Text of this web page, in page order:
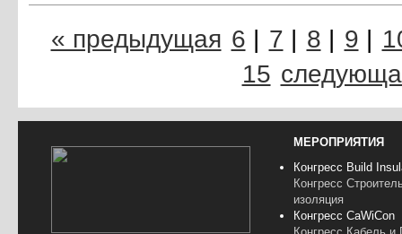
« предыдущая 6 | 7 | 8 | 9 |
15
МЕРОПРИЯТИЯ
Конгресс Build
Конгресс
изоляция
Конгресс CaWiCon